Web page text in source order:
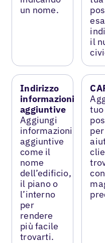
un nome.
il
Indirizzo
informazioni
aggiuntive
Aggiungi
informazioni
aggiuntive
come il
nome
dell’edificio,
il piano o
l’interno
per
rendere
più facile
trovarti.
per
con